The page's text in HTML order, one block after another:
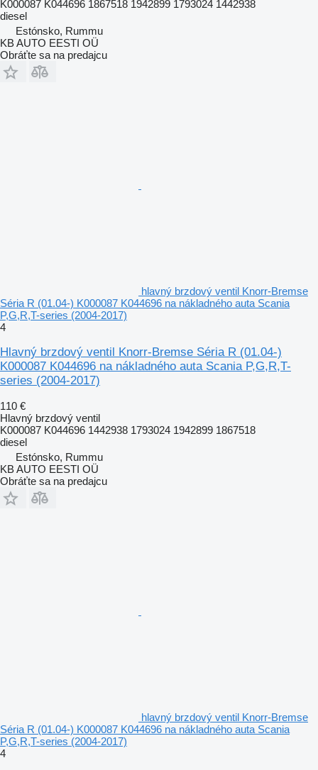
K000087 K044696 1867518 1942899 1793024 1442938
diesel
Estónsko, Rummu
KB AUTO EESTI OÜ
Obráťte sa na predajcu
hlavný brzdový ventil Knorr-Bremse
Séria R (01.04-) K000087 K044696 na nákladného auta Scania
P,G,R,T-series (2004-2017)
4
Hlavný brzdový ventil Knorr-Bremse Séria R (01.04-)
K000087 K044696 na nákladného auta Scania P,G,R,T-
series (2004-2017)
110 €
Hlavný brzdový ventil
K000087 K044696 1442938 1793024 1942899 1867518
diesel
Estónsko, Rummu
KB AUTO EESTI OÜ
Obráťte sa na predajcu
hlavný brzdový ventil Knorr-Bremse
Séria R (01.04-) K000087 K044696 na nákladného auta Scania
P,G,R,T-series (2004-2017)
4